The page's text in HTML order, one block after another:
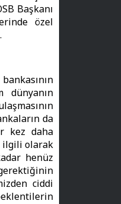
Başkanı
özel
dünyanın
da
kez daha
ilgili olarak
henüz
ciddi